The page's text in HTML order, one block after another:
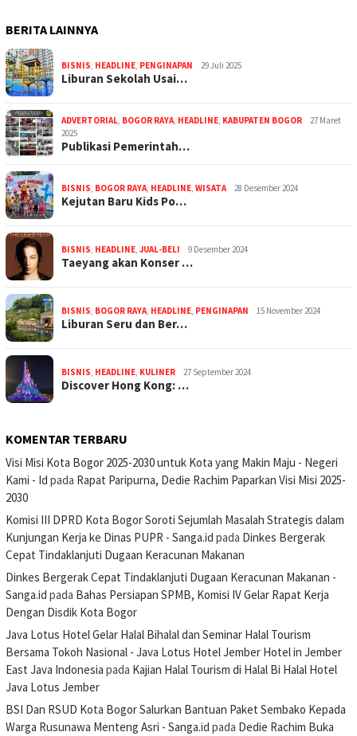
BERITA LAINNYA
BISNIS, HEADLINE, PENGINAPAN 29 Juli 2025
Liburan Sekolah Usai…
ADVERTORIAL, BOGOR RAYA, HEADLINE, KABUPATEN BOGOR
27 Maret
2025
Publikasi Pemerintah…
BISNIS, BOGOR RAYA, HEADLINE, WISATA 28 Desember 2024
Kejutan Baru Kids Po…
BISNIS, HEADLINE, JUAL-BELI 9 Desember 2024
Taeyang akan Konser …
BISNIS, BOGOR RAYA, HEADLINE, PENGINAPAN 15 November 2024
Liburan Seru dan Ber…
BISNIS, HEADLINE, KULINER 27 September 2024
Discover Hong Kong: …
KOMENTAR TERBARU
Visi Misi Kota Bogor 2025-2030 untuk Kota yang Makin Maju - Negeri
Kami - Id pada Rapat Paripurna, Dedie Rachim Paparkan Visi Misi 2025-
2030
Komisi III DPRD Kota Bogor Soroti Sejumlah Masalah Strategis dalam
Kunjungan Kerja ke Dinas PUPR - Sanga.id pada Dinkes Bergerak
Cepat Tindaklanjuti Dugaan Keracunan Makanan
Dinkes Bergerak Cepat Tindaklanjuti Dugaan Keracunan Makanan -
Sanga.id pada Bahas Persiapan SPMB, Komisi IV Gelar Rapat Kerja
Dengan Disdik Kota Bogor
Java Lotus Hotel Gelar Halal Bihalal dan Seminar Halal Tourism
Bersama Tokoh Nasional - Java Lotus Hotel Jember Hotel in Jember
East Java Indonesia pada Kajian Halal Tourism di Halal Bi Halal Hotel
Java Lotus Jember
BSI Dan RSUD Kota Bogor Salurkan Bantuan Paket Sembako Kepada
Warga Rusunawa Menteng Asri - Sanga.id pada Dedie Rachim Buka